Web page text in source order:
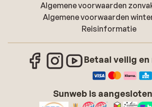
Algemene voorwaarden
Algemene voorwaarden
Reisinformatie
Betaal veilig
Sunweb is